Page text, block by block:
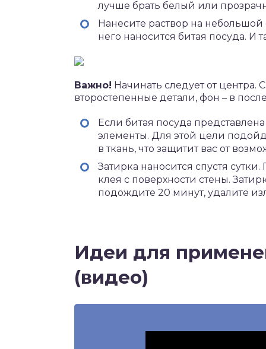
лучше брать белый или
Нанесите раствор на
него наносится битая посуда. И
Важно! Начинать следует от
второстепенные детали, фон – в
Если битая посуда
элементы. Для этой цели
в ткань, что защитит вас от
Затирка наносится спустя
клея с поверхности стены.
подождите 20 минут, удалите
Идеи для
(видео)